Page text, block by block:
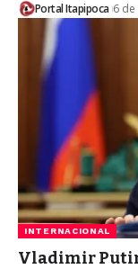
Portal Itapipoca 6 de
INTERNACIONAL
Vladimir